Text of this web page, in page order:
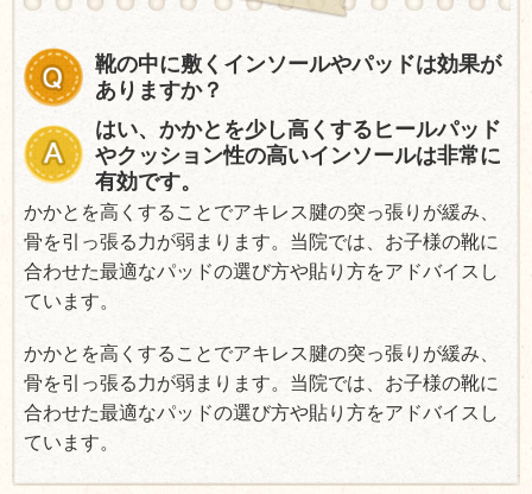
靴の中に敷くインソールやパッドは効果が
ありますか？
はい、かかとを少し高くするヒールパッド
やクッション性の高いインソールは非常に
有効です。
かかとを高くすることでアキレス腱の突っ張りが緩み、
骨を引っ張る力が弱まります。当院では、お子様の靴に
合わせた最適なパッドの選び方や貼り方をアドバイスし
ています。
かかとを高くすることでアキレス腱の突っ張りが緩み、
骨を引っ張る力が弱まります。当院では、お子様の靴に
合わせた最適なパッドの選び方や貼り方をアドバイスし
ています。